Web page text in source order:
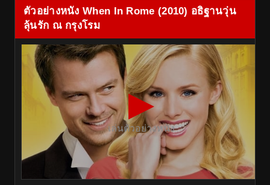
ตัวอย่างหนัง When In Rome (2010) อธิฐานวุ่น
ลุ้นรัก ณ กรุงโรม
▶
เล่นตัวอย่างหนัง